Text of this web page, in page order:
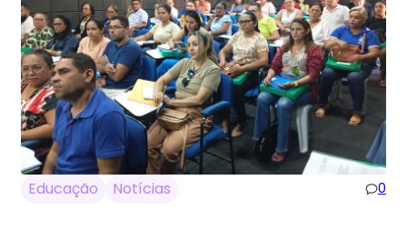
Educação Notícias 0